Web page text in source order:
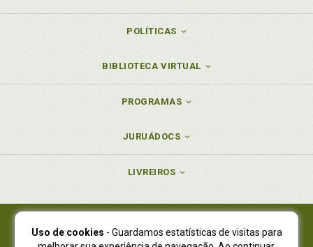
POLÍTICAS
BIBLIOTECA VIRTUAL
PROGRAMAS
JURUÁDOCS
LIVREIROS
Juruá Editora Ltda., CNPJ 77.535.508/0001-19
Uso de cookies - Guardamos estatísticas de visitas para